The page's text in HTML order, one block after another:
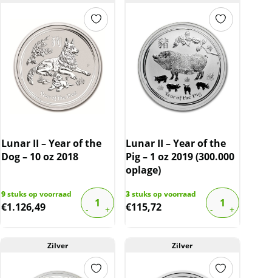
Lunar II – Year of the
Dog – 10 oz 2018
9stuks op voorraad
€1.126,49
Lunar II – Year of the
Pig – 1 oz 2019 (300.000
oplage)
3stuks op voorraad
€115,72
Zilver Zilver